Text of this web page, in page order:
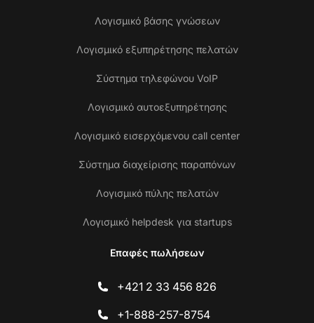
Λογισμικό βάσης γνώσεων
Λογισμικό εξυπηρέτησης πελατών
Σύστημα τηλεφώνου VoIP
Λογισμικό αυτοεξυπηρέτησης
Λογισμικό εισερχόμενου call center
Σύστημα διαχείρισης παραπόνων
Λογισμικό πύλης πελατών
Λογισμικό helpdesk για startups
Επαφές πωλήσεων
+421 2 33 456 826
+1-888-257-8754